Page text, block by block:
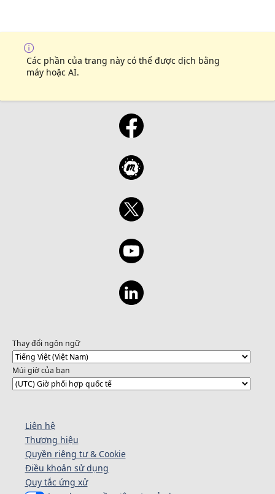
Các phần của trang này có thể được dịch bằng
máy hoặc AI.
Thay đổi ngôn ngữ
Múi giờ của bạn
Liên hệ
Thương hiệu
Quyền riêng tư & Cookie
Điều khoản sử dụng
Quy tắc ứng xử